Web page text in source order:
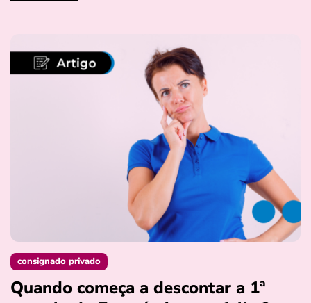
consignado privado
Quando começa a descontar a 1ª